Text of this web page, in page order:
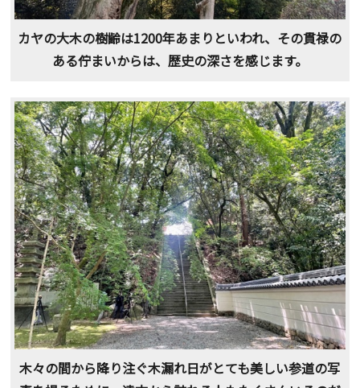
カヤの大木の樹齢は1200年あまりといわれ、その貫禄の
ある佇まいからは、歴史の深さを感じます。
木々の間から降り注ぐ木漏れ日がとても美しい参道の写